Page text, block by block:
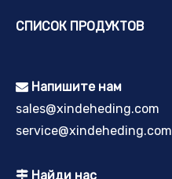
СПИСОК ПРОДУКТОВ
 Напишите нам
sales@xindeheding.com
service@xindeheding.com
 Найди нас